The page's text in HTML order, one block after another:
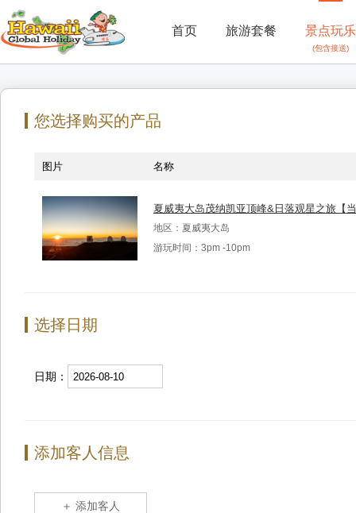
首页 旅游套餐 景点玩乐
(包含接送)
您选择购买的产品
图片 名称
夏威夷大岛茂纳凯亚顶峰&日落观星之旅【
地区：夏威夷大岛
游玩时间：3pm -10pm
选择日期
日期：
添加客人信息
＋ 添加客人